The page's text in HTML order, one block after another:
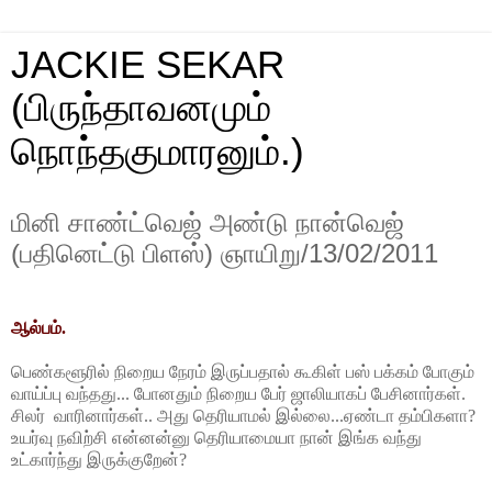
JACKIE SEKAR
(பிருந்தாவனமும்
நொந்தகுமாரனும்.)
மினி சாண்ட்வெஜ் அண்டு நான்வெஜ்
(பதினெட்டு பிளஸ்) ஞாயிறு/13/02/2011
ஆல்பம்.
பெண்களூரில் நிறைய நேரம் இருப்பதால் கூகிள் பஸ் பக்கம் போகும்
வாய்ப்பு வந்தது... போனதும் நிறைய பேர் ஜாலியாகப் பேசினார்கள்.
சிலர் வாரினார்கள்.. அது தெரியாமல் இல்லை...ஏண்டா தம்பிகளா?
உயர்வு நவிற்சி என்னன்னு தெரியாமையா நான் இங்க வந்து
உட்கார்ந்து இருக்குறேன்?